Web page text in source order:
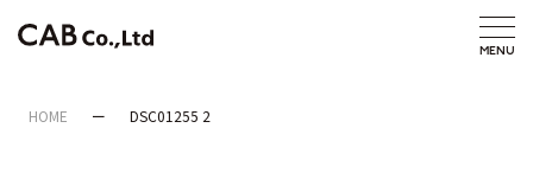
HOME DSC01255 2